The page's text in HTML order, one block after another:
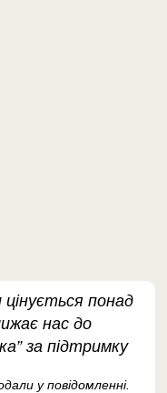
понад
нас до
за підтримку
у повідомленні.